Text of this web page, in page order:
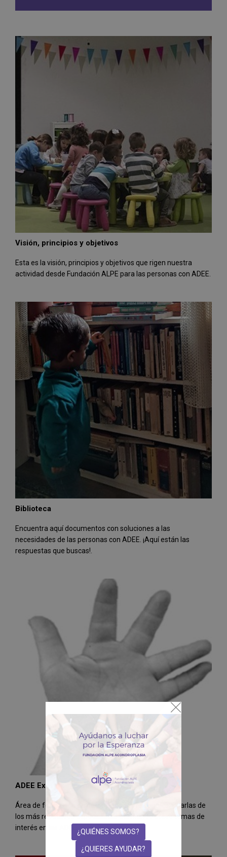
Visión, principios y objetivos
Esta es la visión, principios y objetivos que rigen nuestra
actividad desde Fundación ALPE para las personas con ADEE.
Biblioteca
Encuentra aquí documentos con soluciones a las
necesidades de las personas con ADEE. ¡Aquí están las
respuestas que buscas!.
ADEE Expertos. Formación
Área de formación de pacientes y profesionales. Charlas de
los más reputados especialistas del mundo sobre temas de
interés en las ADEE
¿QUIÉNES SOMOS?
¿QUIERES AYUDAR?